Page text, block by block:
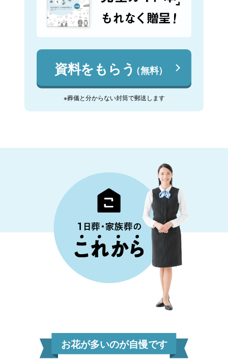
資料をもらう（無料）
※葬儀と分からない封筒で郵送します
お花が多いのが自慢です